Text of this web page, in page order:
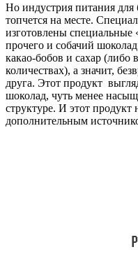
Но индустрия питания
топчется на месте.
изготовлены специальные
прочего и собачий
какао-бобов и сахар (либо
количествах), а значит,
друга. Этот продукт
шоколад, чуть менее
структуре. И этот продукт
дополнительным